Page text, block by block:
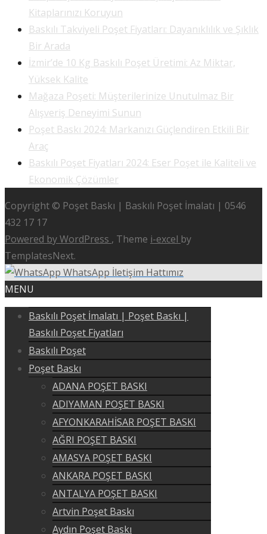
Kitaplarınızı Koruyun
Baskılı Takviyeli Poşet Fiyatları: Dayanıklılık ve Şıklık
Bir Arada
İzmir’de 10 Kg Baskılı Poşet Üretimi: Az Miktar,
Yüksek Kalite
Mağaza Poşeti: Müşterilerinize Unutulmaz Bir
Alışveriş Deneyimi Sunun
Poşet Baskı 2024: Markanızı Güçlendiren Etkili Bir
Araç
Baskılı Poşet Fiyatları 2024: Eser Poşet ile Kaliteli ve
Ekonomik Çözümler
Copyright © Poşet Baskı | Baskılı Poşet İmalatı | 0546
432 17 17
Powered by WordPress , Theme i-excel by
TemplatesNext.
WhatsApp İletişim Hattımız
MENU
Baskılı Poşet İmalatı | Poşet Baskı |
Baskılı Poşet Fiyatları
Baskılı Poşet
Poşet Baskı
ADANA POŞET BASKI
ADIYAMAN POŞET BASKI
AFYONKARAHİSAR POŞET BASKI
AĞRI POŞET BASKI
AMASYA POŞET BASKI
ANKARA POŞET BASKI
ANTALYA POŞET BASKI
Artvin Poşet Baskı
Aydın Poşet Baskı